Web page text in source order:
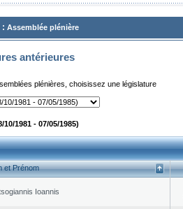
: Assemblée plénière
antérieures
plénières, choisissez une législature
1981 - 07/05/1985)
et Prénom
Ioannis